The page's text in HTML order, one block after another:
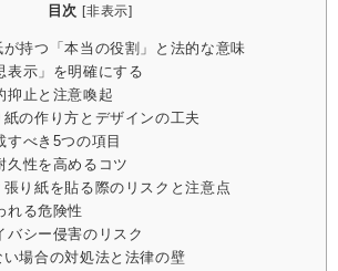
目次 [非表示]
持つ「本当の役割」と法的な意味
表示」を明確にする
抑止と注意喚起
の作り方とデザインの工夫
すべき5つの項目
久性を高めるコツ
り紙を貼る際のリスクと注意点
れる危険性
バシー侵害のリスク
場合の対処法と法律の壁